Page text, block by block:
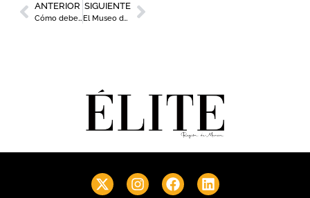
ANTERIOR
Cómo debemos cuidar la mente en estos días de confinamiento
SIGUIENTE
El Museo de la Ciencia y el Agua lanza en redes sociales la campaña #NubesEnCasa